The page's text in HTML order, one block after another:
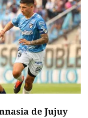
de Jujuy